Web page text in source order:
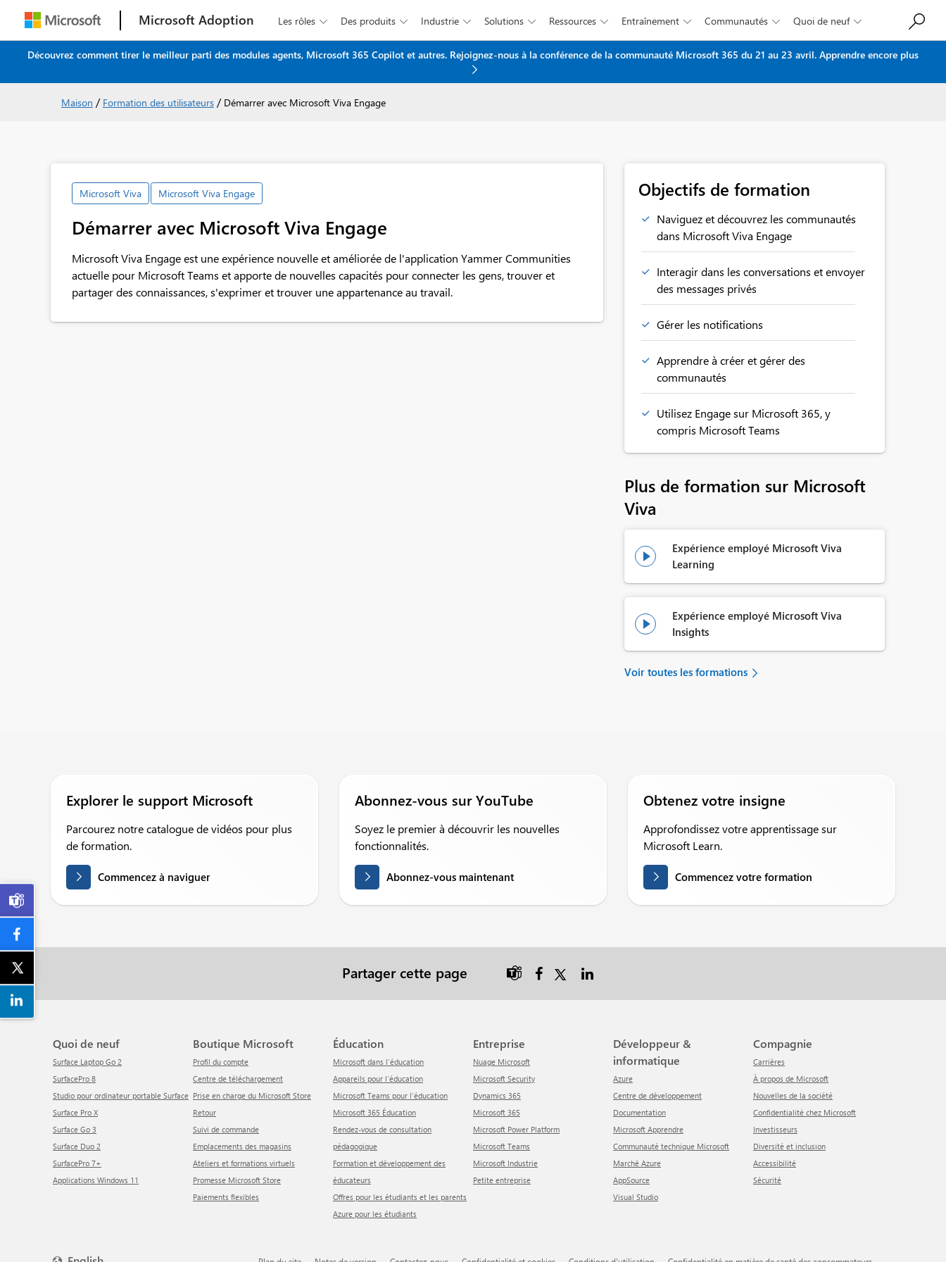
Microsoft Adoption Les rôles  Des produits  Industrie  Solutions  Ressources  Entraînement  Communautés  Quoi de neuf 
Passer au contenu principal
Découvrez comment tirer le meilleur parti des modules agents, Microsoft 365 Copilot et autres. Rejoignez-nous à la conférence de la communauté Microsoft 365 du 21 au 23 avril. Apprendre encore plus
Maison / Formation des utilisateurs / Démarrer avec Microsoft Viva Engage
Microsoft Viva Microsoft Viva Engage
Démarrer avec Microsoft Viva Engage
Microsoft Viva Engage est une expérience nouvelle et améliorée de l'application Yammer Communities
actuelle pour Microsoft Teams et apporte de nouvelles capacités pour connecter les gens, trouver et
partager des connaissances, s'exprimer et trouver une appartenance au travail.
Objectifs de formation
Naviguez et découvrez les communautés
dans Microsoft Viva Engage
Interagir dans les conversations et envoyer
des messages privés
Gérer les notifications
Apprendre à créer et gérer des
communautés
Utilisez Engage sur Microsoft 365, y
compris Microsoft Teams
Plus de formation sur Microsoft
Viva

Expérience employé Microsoft Viva
Learning

Expérience employé Microsoft Viva
Insights
Voir toutes les formations
Explorer le support Microsoft
Parcourez notre catalogue de vidéos pour plus
de formation.
Commencez à naviguer
Abonnez-vous sur YouTube
Soyez le premier à découvrir les nouvelles
fonctionnalités.
Abonnez-vous maintenant
Obtenez votre insigne
Approfondissez votre apprentissage sur
Microsoft Learn.
Commencez votre formation
Partager cette page 
Quoi de neuf
Surface Laptop Go 2
SurfacePro 8
Studio pour ordinateur portable Surface
Surface Pro X
Surface Go 3
Surface Duo 2
SurfacePro 7+
Applications Windows 11
Boutique Microsoft
Profil du compte
centre de téléchargement
Prise en charge du Microsoft Store
Retour
Suivi de commande
Emplacements des magasins
Ateliers et formations virtuels
Promesse Microsoft Store
Paiements flexibles
Éducation
Microsoft dans l'éducation
Appareils pour l'éducation
Microsoft Teams pour l'éducation
Microsoft 365 Éducation
Rendez-vous de consultation
pédagogique
Formation et développement des
éducateurs
Offres pour les étudiants et les parents
Azure pour les étudiants
Entreprise
Nuage Microsoft
Microsoft Security
Dynamics 365
Microsoft 365
Microsoft Power Platform
Microsoft Teams
Microsoft Industrie
Petite entreprise
Développeur &
informatique
Azure
Centre de développement
Documentation
Microsoft Apprendre
Communauté technique Microsoft
Marché Azure
AppSource
Visual Studio
Compagnie
Carrières
À propos de Microsoft
Nouvelles de la société
Confidentialité chez Microsoft
Investisseurs
Diversité et inclusion
Accessibilité
Sécurité
